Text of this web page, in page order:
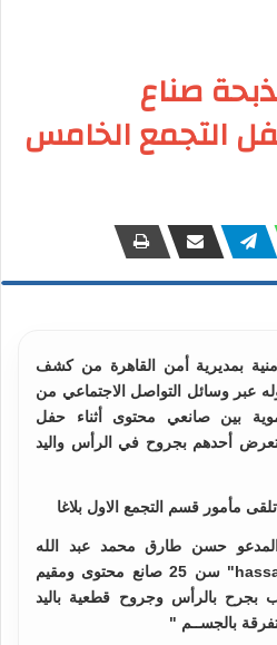
صناع
التجمع الخامس
بمديرية أمن القاهرة من كشف
عبر وسائل التواصل الاجتماعي من
بين صانعي محتوى أثناء حفل
أحدهم بجروح في الرأس واليد
مأمور قسم التجمع الاول بلاغا
30/6 من المدعو حسن طارق محمد عبد الله
وشهرته "hassan piso" سن 25 صانع محتوى ومقيم
بجرح بالرأس وجروح قطعية باليد
بالجســم "